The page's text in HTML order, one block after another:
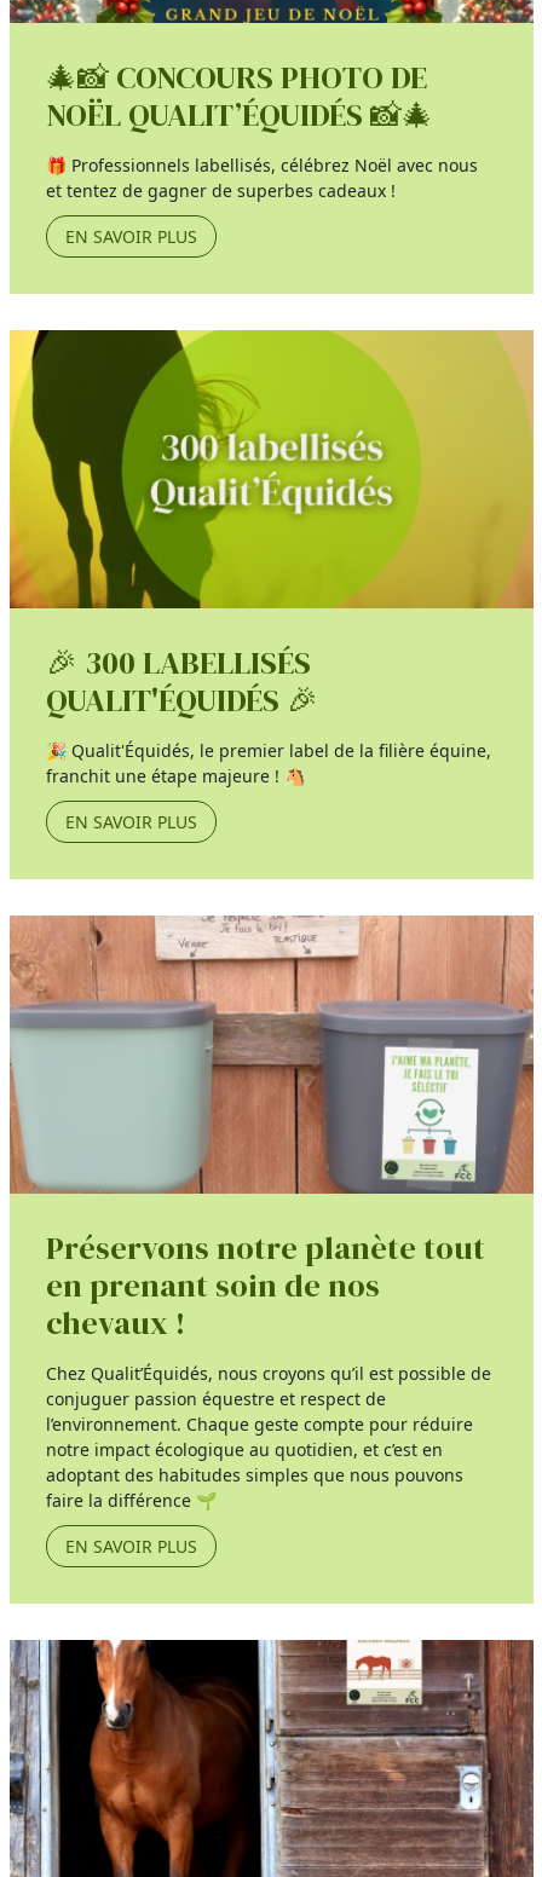
🎄📸 CONCOURS PHOTO DE
NOËL QUALIT’ÉQUIDÉS 📸🎄
🎁 Professionnels labellisés, célébrez Noël avec nous
et tentez de gagner de superbes cadeaux !
EN SAVOIR PLUS
🎉 300 LABELLISÉS
QUALIT'ÉQUIDÉS 🎉
🎉 Qualit'Équidés, le premier label de la filière équine,
franchit une étape majeure ! 🐴
EN SAVOIR PLUS
Préservons notre planète tout
en prenant soin de nos
chevaux !
Chez Qualit’Équidés, nous croyons qu’il est possible de
conjuguer passion équestre et respect de
l’environnement. Chaque geste compte pour réduire
notre impact écologique au quotidien, et c’est en
adoptant des habitudes simples que nous pouvons
faire la différence 🌱
EN SAVOIR PLUS